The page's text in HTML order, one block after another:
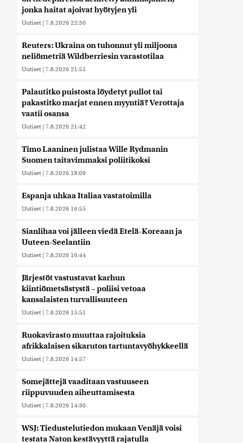
jonka haitat ajoivat hyötyjen yli
Uutiset | 7.8.2026 22:30
Reuters: Ukraina on tuhonnut yli miljoona
neliömetriä Wildberriesin varastotilaa
Uutiset | 7.8.2026 21:55
Palautitko puistosta löydetyt pullot tai
pakastitko marjat ennen myyntiä? Verottaja
vaatii osansa
Uutiset | 7.8.2026 21:42
Timo Laaninen julistaa Wille Rydmanin
Suomen taitavimmaksi poliitikoksi
Uutiset | 7.8.2026 18:09
Espanja uhkaa Italiaa vastatoimilla
Uutiset | 7.8.2026 16:55
Sianlihaa voi jälleen viedä Etelä-Koreaan ja
Uuteen-Seelantiin
Uutiset | 7.8.2026 16:44
Järjestöt vastustavat karhun
kiintiömetsästystä – poliisi vetoaa
kansalaisten turvallisuuteen
Uutiset | 7.8.2026 15:51
Ruokavirasto muuttaa rajoituksia
afrikkalaisen sikaruton tartuntavyöhykkeellä
Uutiset | 7.8.2026 14:57
Somejättejä vaaditaan vastuuseen
riippuvuuden aiheuttamisesta
Uutiset | 7.8.2026 14:30
WSJ: Tiedustelutiedon mukaan Venäjä voisi
testata Naton kestävyyttä rajatulla